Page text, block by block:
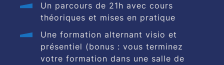
Un parcours de 21h avec cours
théoriques et mises en pratique
Une formation alternant visio et
présentiel (bonus : vous terminez
votre formation dans une salle de